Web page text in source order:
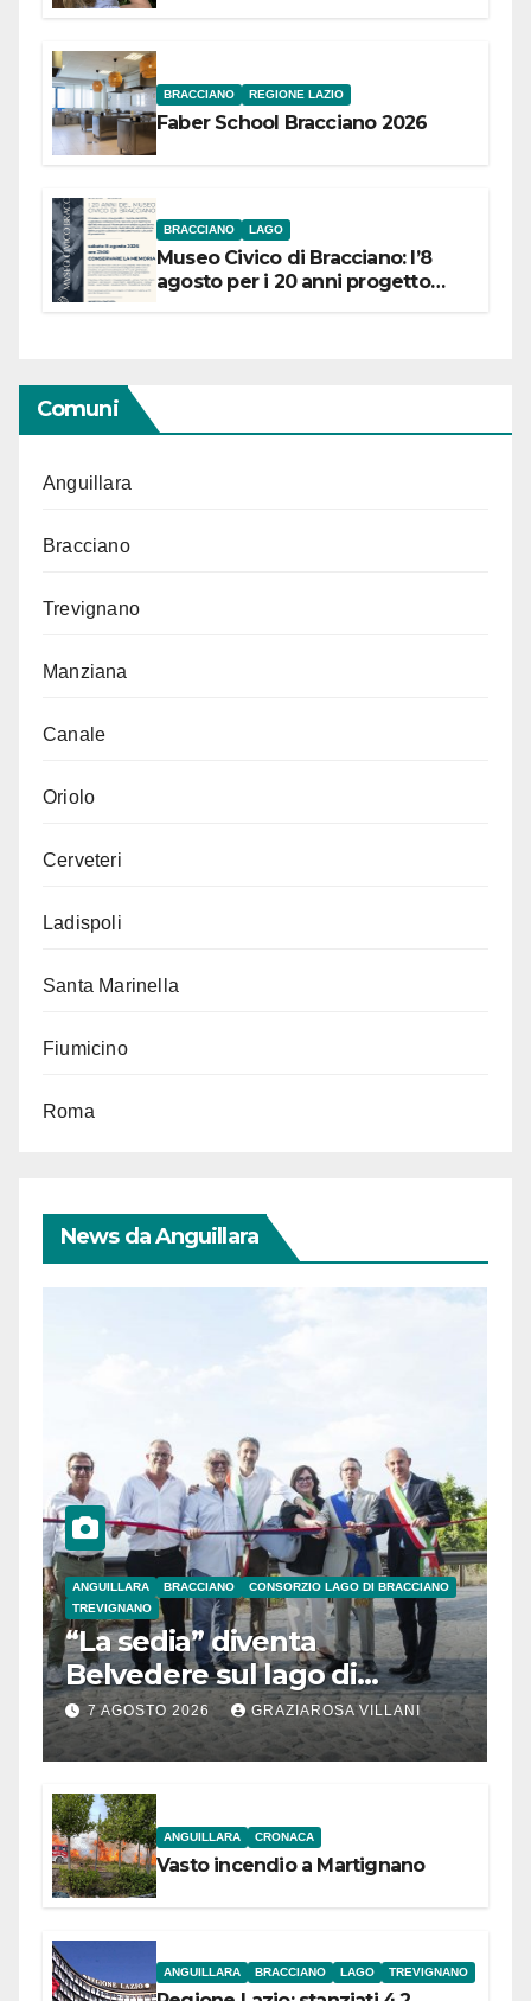
BRACCIANO REGIONE LAZIO
Faber School Bracciano 2026
BRACCIANO LAGO
Museo Civico di Bracciano: l’8
agosto per i 20 anni progetto
Comuni
Anguillara
Bracciano
Trevignano
Manziana
Canale
Oriolo
Cerveteri
Ladispoli
Santa Marinella
Fiumicino
Roma
News da Anguillara
ANGUILLARA BRACCIANO
CONSORZIO LAGO DI BRACCIANO
TREVIGNANO
“La sedia” diventa
Belvedere sul lago di
Bracciano: ieri
l’inaugurazione
7 AGOSTO 2026 GRAZIAROSA VILLANI
ANGUILLARA CRONACA
Vasto incendio a Martignano
ANGUILLARA BRACCIANO LAGO TREVIGNANO